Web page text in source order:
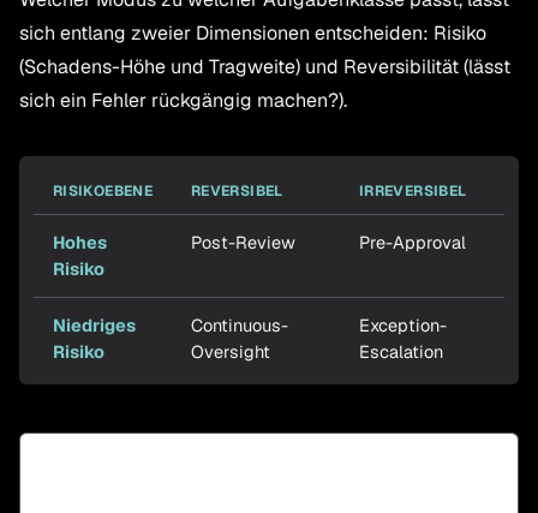
sich entlang zweier Dimensionen entscheiden: Risiko
(Schadens-Höhe und Tragweite) und Reversibilität (lässt
sich ein Fehler rückgängig machen?).
RISIKOEBENE REVERSIBEL IRREVERSIBEL
Hohes
Risiko
Post-Review Pre-Approval
Niedriges
Risiko
Continuous-
Oversight
Exception-
Escalation